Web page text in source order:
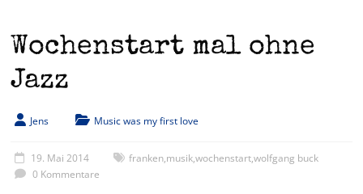
Wochenstart mal ohne
Jazz
Jens Music was my first love
19. Mai 2014 franken,musik,wochenstart,wolfgang buck
0 Kommentare